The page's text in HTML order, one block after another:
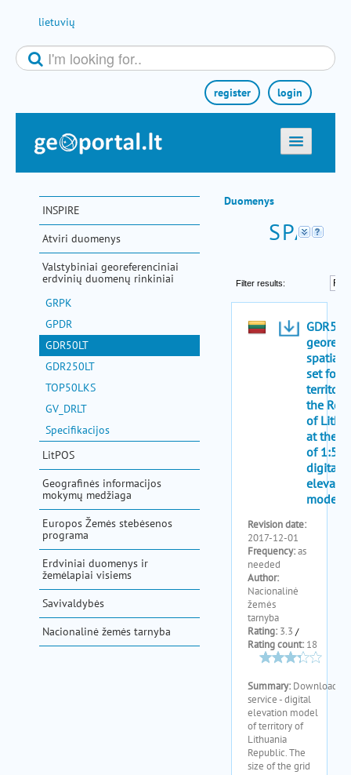
lietuvių
login
register
titulinis
žemėlapiai
el. paslaugos
paieška
aktualijos
metodinė informacija
pagalba
INSPIRE
Atviri duomenys
Valstybiniai georeferenciniai
erdvinių duomenų rinkiniai
GRPK
GPDR
GDR50LT
GDR250LT
TOP50LKS
GV_DRLT
Specifikacijos
LitPOS
Geografinės informacijos
mokymų medžiaga
Europos Žemės stebėsenos
programa
Erdviniai duomenys ir
žemėlapiai visiems
Savivaldybės
Nacionalinė žemės tarnyba
Duomenys